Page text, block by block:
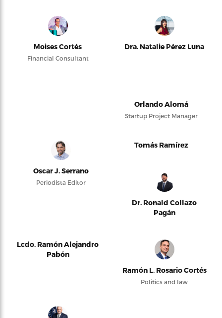
Moises Cortés
Financial Consultant
Dra. Natalie Pérez Luna
Orlando Alomá
Startup Project Manager
Oscar J. Serrano
Periodista Editor
Tomás Ramírez
Dr. Ronald Collazo
Pagán
Lcdo. Ramón Alejandro
Pabón
Ramón L. Rosario Cortés
Politics and law